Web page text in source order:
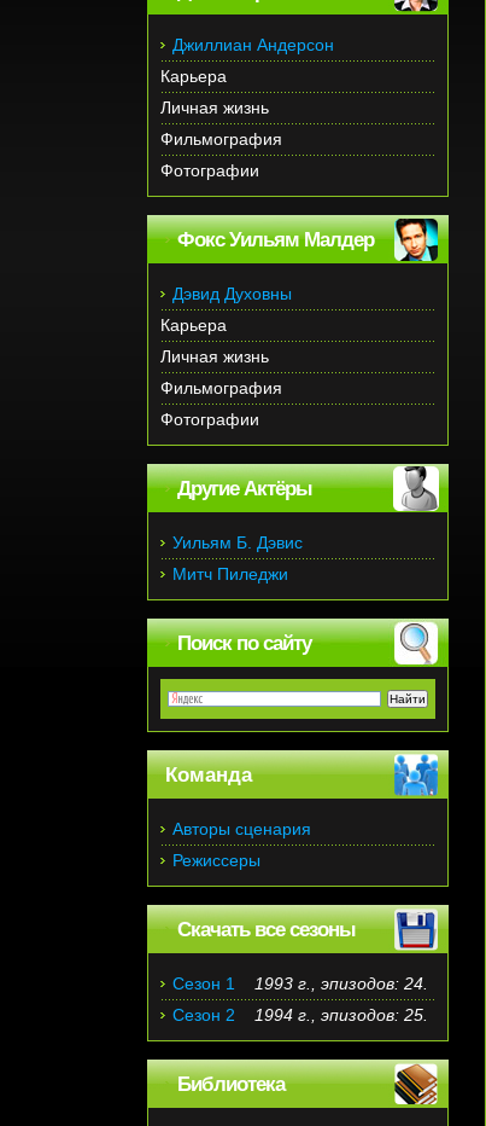
Джиллиан Андерсон
Карьера
Личная жизнь
Фильмография
Фотографии
Фокс Уильям Малдер
Дэвид Духовны
Карьера
Личная жизнь
Фильмография
Фотографии
Другие Актёры
Уильям Б. Дэвис
Митч Пиледжи
Поиск по сайту
Команда
Авторы сценария
Режиссеры
Скачать все сезоны
Сезон 1
1993 г., эпизодов: 24.
Сезон 2
1994 г., эпизодов: 25.
Библиотека